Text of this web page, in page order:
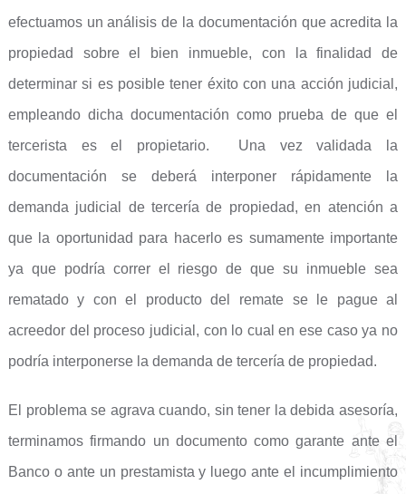
efectuamos un análisis de la documentación que acredita la
propiedad sobre el bien inmueble, con la finalidad de
determinar si es posible tener éxito con una acción judicial,
empleando dicha documentación como prueba de que el
tercerista es el propietario. Una vez validada la
documentación se deberá interponer rápidamente la
demanda judicial de tercería de propiedad, en atención a
que la oportunidad para hacerlo es sumamente importante
ya que podría correr el riesgo de que su inmueble sea
rematado y con el producto del remate se le pague al
acreedor del proceso judicial, con lo cual en ese caso ya no
podría interponerse la demanda de tercería de propiedad.
El problema se agrava cuando, sin tener la debida asesoría,
terminamos firmando un documento como garante ante el
Banco o ante un prestamista y luego ante el incumplimiento